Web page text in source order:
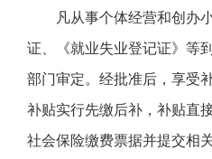
凡从事个体经营和创办
证、《就业失业登记证》等
部门审定。经批准后，享受
补贴实行先缴后补，补贴直
社会保险缴费票据并提交相